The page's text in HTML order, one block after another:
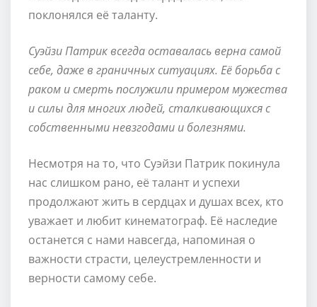
поклонялся её таланту.
Суэйзи Патрик всегда оставалась верна самой
себе, даже в граничных ситуациях. Её борьба с
раком и смерть послужили примером мужества
и силы для многих людей, сталкивающихся с
собственными невзгодами и болезнями.
Несмотря на то, что Суэйзи Патрик покинула
нас слишком рано, её талант и успехи
продолжают жить в сердцах и душах всех, кто
уважает и любит кинематограф. Её наследие
останется с нами навсегда, напоминая о
важности страсти, целеустремленности и
верности самому себе.